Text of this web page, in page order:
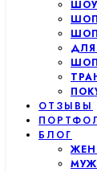
ОТЗЫВЫ
БЛОГ